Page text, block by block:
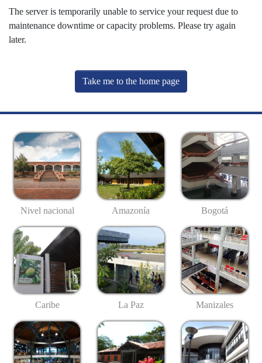
The server is temporarily unable to service your request due to
maintenance downtime or capacity problems. Please try again
later.
Take me to the home page
Nivel nacional Amazonía Bogotá
Caribe La Paz Manizales